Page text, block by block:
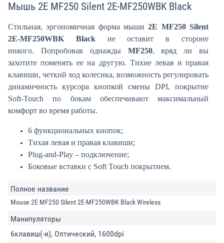
Мышь 2E MF250 Silent 2E-MF250WBK Black
Стильная, эргономичная форма мыши2E MF250 Silent
2E-MF250WBK Black не оставит в стороне
никого. Попробовав однажды MF250, вряд ли вы
захотите поменять ее на другую. Тихие левая и правая
клавиши, четкий ход колесика, возможность регулировать
динамичность курсора кнопкой смены DPI, покрытие
Soft-Touch по бокам обеспечивают максимальный
комфорт во время работы.
6 функциональных кнопок;
Тихая левая и правая клавиши;
Plug-and-Play – подключение;
Боковые вставки с Soft Touch покрытием.
Полное название
Mouse 2E MF250 Silent 2E-MF250WBK Black Wireless
Манипуляторы
6клавиш(-и), Оптический, 1600dpi